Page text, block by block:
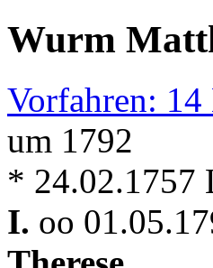
Wurm
Vorfahren:
um 1792
* 24.02.1757
I. oo